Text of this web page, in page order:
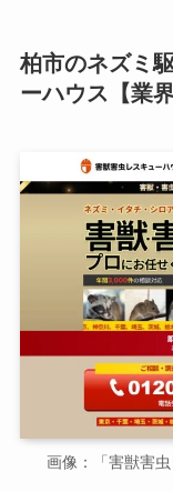
柏市のネズミ
ーハウス【業
画像：「害獣害